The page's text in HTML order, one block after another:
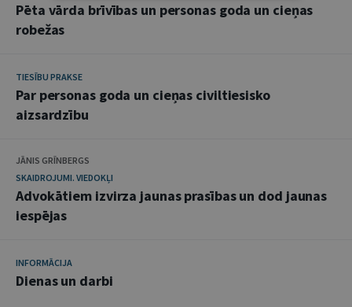
Pēta vārda brīvības un personas goda un cieņas
robežas
TIESĪBU PRAKSE
Par personas goda un cieņas civiltiesisko
aizsardzību
JĀNIS GRĪNBERGS
SKAIDROJUMI. VIEDOKĻI
Advokātiem izvirza jaunas prasības un dod jaunas
iespējas
INFORMĀCIJA
Dienas un darbi